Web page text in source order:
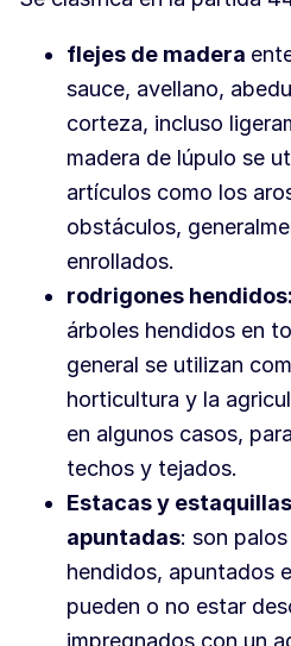
flejes de madera
sauce, avellano,
corteza, incluso
madera de lúpulo se
artículos como los
obstáculos,
enrollados.
rodrigones hendidos:
árboles hendidos en
general se utilizan
horticultura y la
en algunos casos,
techos y tejados.
Estacas y
apuntadas: son
hendidos, apuntados
pueden o no estar
impregnados con un